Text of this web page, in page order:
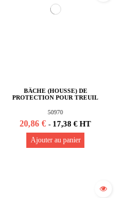
BÂCHE (HOUSSE) DE
PROTECTION POUR TREUIL
50970
20,86 € - 17,38 € HT
Ajouter au panier